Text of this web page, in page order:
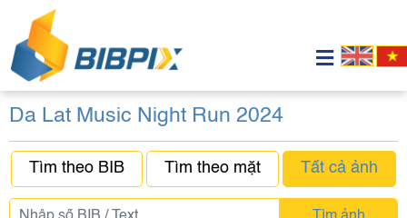
Da Lat Music Night Run 2024
Tìm theo BIB Tìm theo mặt Tất cả ảnh